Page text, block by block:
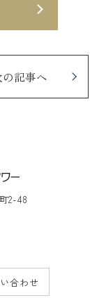
の記事へ
2-48
合わせ